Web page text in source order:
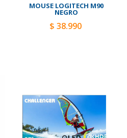
MOUSE LOGITECH M90
NEGRO
$ 38.990